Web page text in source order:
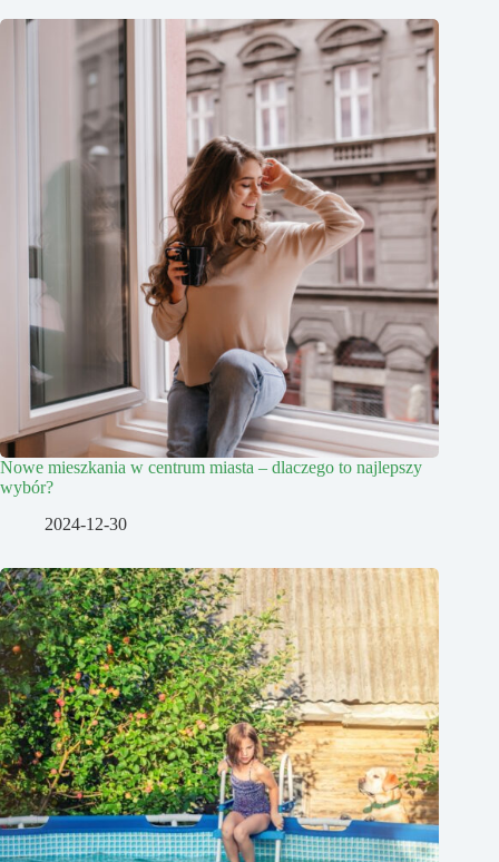
Nowe mieszkania w centrum miasta – dlaczego to najlepszy
wybór?
2024-12-30